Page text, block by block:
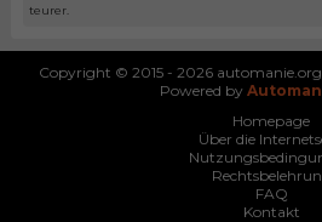
teurer.
Copyright © 2015 - 2026
Powered by
Homepage
Über die
FAQ
Kontakt